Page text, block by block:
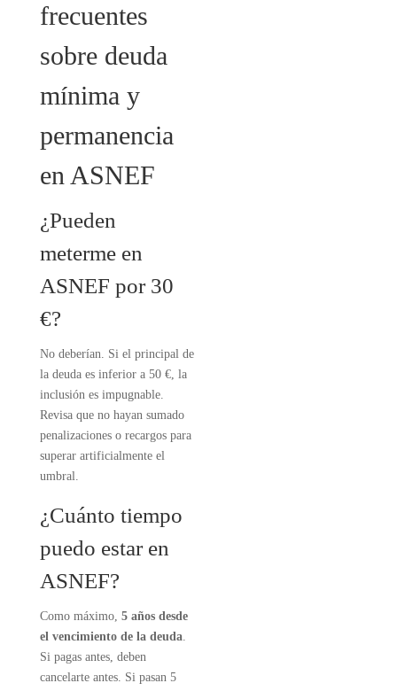
frecuentes
sobre deuda
mínima y
permanencia
en ASNEF
¿Pueden
meterme en
ASNEF por 30
€?
No deberían. Si el principal de
la deuda es inferior a 50 €, la
inclusión es impugnable.
Revisa que no hayan sumado
penalizaciones o recargos para
superar artificialmente el
umbral.
¿Cuánto tiempo
puedo estar en
ASNEF?
Como máximo, 5 años desde
el vencimiento de la deuda.
Si pagas antes, deben
cancelarte antes. Si pasan 5